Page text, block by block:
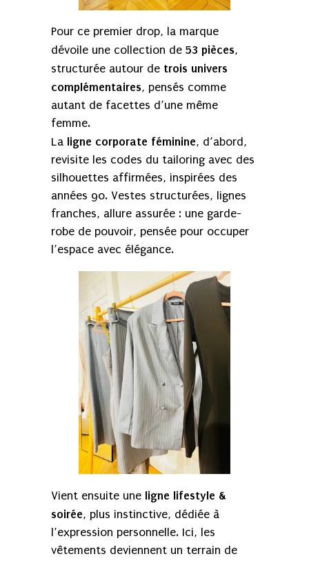
Pour ce premier drop, la marque
dévoile une collection de 53 pièces,
structurée autour de trois univers
complémentaires, pensés comme
autant de facettes d’une même
femme.
La ligne corporate féminine, d’abord,
revisite les codes du tailoring avec des
silhouettes affirmées, inspirées des
années 90. Vestes structurées, lignes
franches, allure assurée : une garde-
robe de pouvoir, pensée pour occuper
l’espace avec élégance.
Vient ensuite une ligne lifestyle &
soirée, plus instinctive, dédiée à
l’expression personnelle. Ici, les
vêtements deviennent un terrain de